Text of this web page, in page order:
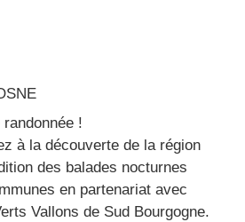
!
à la découverte de la région
des balades nocturnes
en partenariat avec
Vallons de Sud Bourgogne.